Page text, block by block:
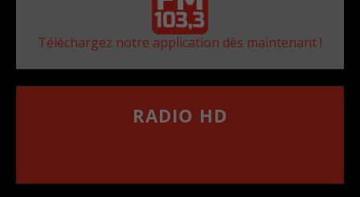
Téléchargez notre application dès maintenant !
RADIO HD